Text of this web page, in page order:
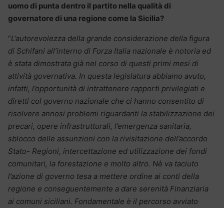
uomo di punta dentro il partito nella qualità di
governatore di una regione come la Sicilia?
“L’autorevolezza della grande considerazione della figura
di Schifani all’interno di Forza Italia nazionale è notoria ed
è stata dimostrata già nel corso di questi primi mesi di
attività governativa. In questa legislatura abbiamo avuto,
infatti, l’opportunità di intrattenere rapporti privilegiati e
diretti col governo nazionale che ci hanno consentito di
risolvere annosi problemi riguardanti la stabilizzazione dei
precari, opere infrastrutturali, l’emergenza sanitaria,
sblocco delle assunzioni con la rivisitazione dell’accordo
Stato- Regioni, intercettazione ed utilizzazione dei fondi
comunitari, la forestazione e molto altro. Nè va taciuto
l’azione di governo tesa a mettere ordine ai conti della
regione e conseguentemente a dare serenità Finanziaria
ai comuni siciliani. Fondamentale è il percorso avviato